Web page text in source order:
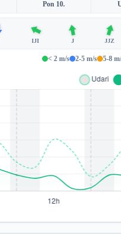
Pon 10.
IJI J JJZ
< 2 m/s 2-5 m/s 5-8